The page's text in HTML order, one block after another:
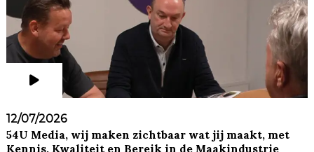
12/07/2026
54U Media, wij maken zichtbaar wat jij maakt, met
Kennis, Kwaliteit en Bereik in de Maakindustrie